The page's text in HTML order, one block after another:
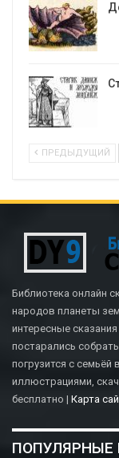
ПРЕДЫДУЩИЙ
Библиотека онлайн
народов планеты
интересные
постарались
погрузится с
иллюстрациями,
бесплатно | Карта
ПОПУЛЯРНЫЕ